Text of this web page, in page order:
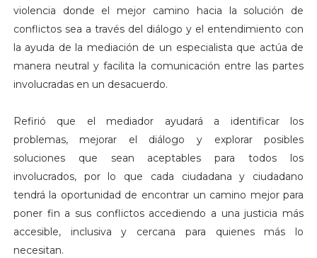
violencia donde el mejor camino hacia la solución de
conflictos sea a través del diálogo y el entendimiento con
la ayuda de la mediación de un especialista que actúa de
manera neutral y facilita la comunicación entre las partes
involucradas en un desacuerdo.
Refirió que el mediador ayudará a identificar los
problemas, mejorar el diálogo y explorar posibles
soluciones que sean aceptables para todos los
involucrados, por lo que cada ciudadana y ciudadano
tendrá la oportunidad de encontrar un camino mejor para
poner fin a sus conflictos accediendo a una justicia más
accesible, inclusiva y cercana para quienes más lo
necesitan.